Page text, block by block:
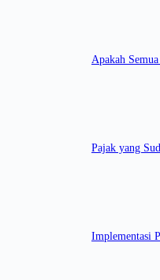
Apakah
Pajak yang
Implementasi